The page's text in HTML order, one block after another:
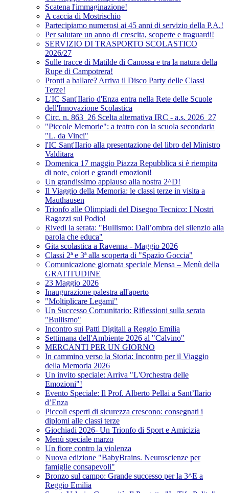
Scatena l'immaginazione!
A caccia di Mostrischio
Partecipiamo numerosi ai 45 anni di servizio della P.A.!
Per salutare un anno di crescita, scoperte e traguardi!
SERVIZIO DI TRASPORTO SCOLASTICO
2026/27
Sulle tracce di Matilde di Canossa e tra la natura della
Rupe di Campotrera!
Pronti a ballare? Arriva il Disco Party delle Classi
Terze!
L'IC Sant'Ilario d'Enza entra nella Rete delle Scuole
dell'Innovazione Scolastica
Circ. n. 863_26 Scelta alternativa IRC - a.s. 2026_27
"Piccole Memorie": a teatro con la scuola secondaria
"L. da Vinci"
l'IC Sant'Ilario alla presentazione del libro del Ministro
Valditara
Domenica 17 maggio Piazza Repubblica si è riempita
di note, colori e grandi emozioni!
Un grandissimo applauso alla nostra 2^D!
Il Viaggio della Memoria: le classi terze in visita a
Mauthausen
Trionfo alle Olimpiadi del Disegno Tecnico: I Nostri
Ragazzi sul Podio!
Rivedi la serata: "Bullismo: Dall’ombra del silenzio alla
parola che educa"
Gita scolastica a Ravenna - Maggio 2026
Classi 2ª e 3ª alla scoperta di "Spazio Goccia"
Comunicazione giornata speciale Mensa – Menù della
GRATITUDINE
23 Maggio 2026
Inaugurazione palestra all'aperto
"Moltiplicare Legami"
Un Successo Comunitario: Riflessioni sulla serata
"Bullismo"
Incontro sui Patti Digitali a Reggio Emilia
Settimana dell'Ambiente 2026 al "Calvino"
MERCANTI PER UN GIORNO
In cammino verso la Storia: Incontro per il Viaggio
della Memoria 2026
Un invito speciale: Arriva "L'Orchestra delle
Emozioni"!
Evento Speciale: Il Prof. Alberto Pellai a Sant’Ilario
d’Enza
Piccoli esperti di sicurezza crescono: consegnati i
diplomi alle classi terze
Giochiadi 2026- Un Trionfo di Sport e Amicizia
Menù speciale marzo
Un fiore contro la violenza
Nuova edizione "BabyBrains. Neuroscienze per
famiglie consapevoli"
Bronzo sul campo: Grande successo per la 3^E a
Reggio Emilia